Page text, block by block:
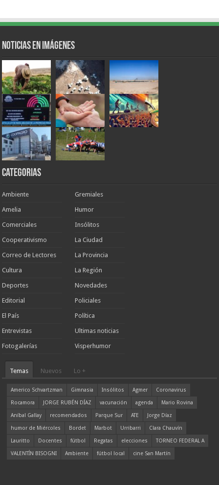
Noticias en Imágenes
Categorias
Ambiente
Amelia
Comerciales
Cooperativismo
Correo de Lectores
Cultura
Deportes
Editorial
El País
Entrevistas
Fotogalerías
Gremiales
Humor
Insólitos
La Ciudad
La Provincia
La Región
Novedades
Policiales
Política
Ultimas noticias
Visperhumor
Temas Nuevos Lo +
Americo Schvartzman Gimnasia Insólitos Agmer
Coronavirus
Rocamora
JORGE RUBÉN DÍAZ vacunación agenda
Mario Rovina
Aníbal Gallay
recomendados Parque Sur ATE
Jorge Díaz
humor de Miércoles
Bordet Marbot Urribarri
Clara Chauvín
Lauritto
Docentes fútbol Regatas elecciones
TORNEO FEDERAL A
VALENTÍN BISOGNI
Ambiente fútbol local cine San Martín